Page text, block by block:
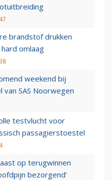
brandstof drukken
omlaag
weekend bij
van SAS Noorwegen
testvlucht voor
passagierstoestel
op terugwinnen
bezorgend’